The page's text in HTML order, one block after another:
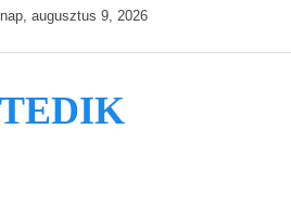
augusztus 9, 2026